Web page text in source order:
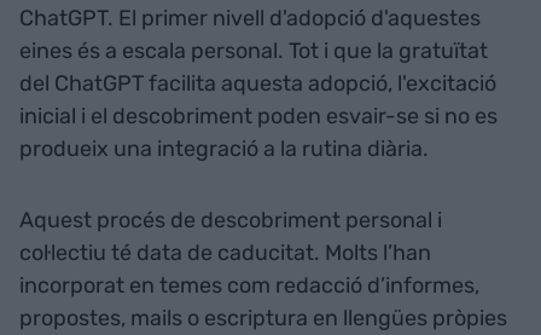
ChatGPT. El primer nivell d'adopció d'aquestes
eines és a escala personal. Tot i que la gratuïtat
del ChatGPT facilita aquesta adopció, l'excitació
inicial i el descobriment poden esvair-se si no es
produeix una integració a la rutina diària.
Aquest procés de descobriment personal i
col·lectiu té data de caducitat. Molts l’han
incorporat en temes com redacció d’informes,
propostes, mails o escriptura en llengües pròpies